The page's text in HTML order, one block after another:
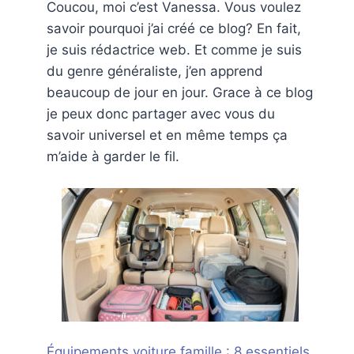
Coucou, moi c’est Vanessa. Vous voulez
savoir pourquoi j’ai créé ce blog? En fait,
je suis rédactrice web. Et comme je suis
du genre généraliste, j’en apprend
beaucoup de jour en jour. Grace à ce blog
je peux donc partager avec vous du
savoir universel et en même temps ça
m’aide à garder le fil.